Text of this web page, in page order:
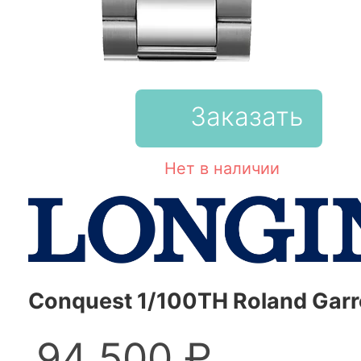
Заказать
Нет в наличии
Conquest 1/100TH Roland